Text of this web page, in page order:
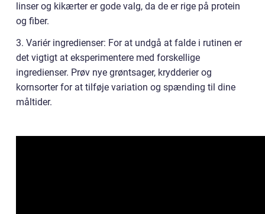
linser og kikærter er gode valg, da de er rige på protein
og fiber.
3. Variér ingredienser: For at undgå at falde i rutinen er
det vigtigt at eksperimentere med forskellige
ingredienser. Prøv nye grøntsager, krydderier og
kornsorter for at tilføje variation og spænding til dine
måltider.